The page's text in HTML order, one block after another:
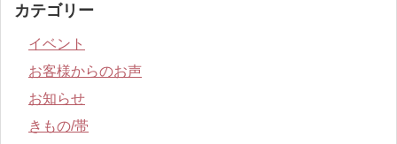
カテゴリー
イベント
お客様からのお声
お知らせ
きもの/帯